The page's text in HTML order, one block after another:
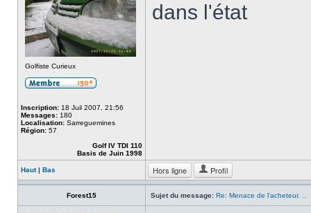
Golfiste Curieux
Inscription: 18 Juil 2007, 21:56
Messages: 180
Localisation: Sarreguemines
Région: 57
Golf IV TDI 110
Basis de Juin 1998
dans l'état
Haut| Bas Hors ligne Profil
Forest15 Sujet du message: Re: Menace de l'acheteur. ..